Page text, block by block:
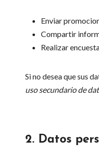
Enviar
Compartir
Realizar
Si no desea que sus
uso secundario de
2. Datos